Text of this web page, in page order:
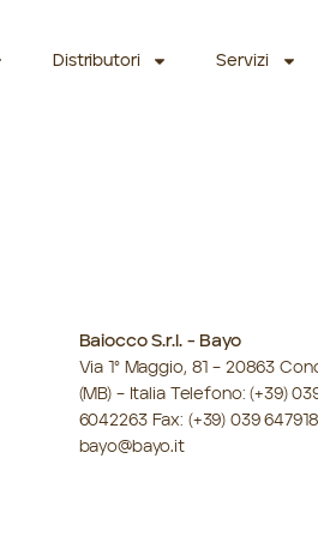
Distributori Servizi
Baiocco S.r.l. - Bayo
Via 1° Maggio, 81 – 20863
(MB) – Italia Telefono:(+39)
6042263Fax: (+39) 039 647918
bayo@bayo.it